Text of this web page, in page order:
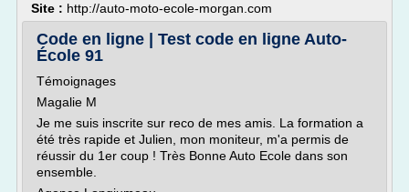
Site : http://auto-moto-ecole-morgan.com
Code en ligne | Test code en ligne Auto-
École 91
Témoignages
Magalie M
Je me suis inscrite sur reco de mes amis. La formation a
été très rapide et Julien, mon moniteur, m'a permis de
réussir du 1er coup ! Très Bonne Auto Ecole dans son
ensemble.